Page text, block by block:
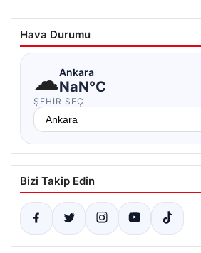
Hava Durumu
☁Ankara
NaN°C
ŞEHIR SEÇ
Bizi Takip Edin